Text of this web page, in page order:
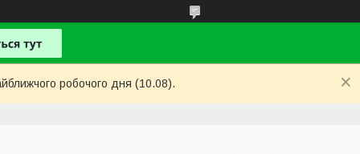
робочого дня (10.08).